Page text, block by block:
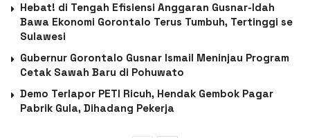
Hebat! di Tengah Efisiensi Anggaran Gusnar-Idah
Bawa Ekonomi Gorontalo Terus Tumbuh, Tertinggi se
Sulawesi
Gubernur Gorontalo Gusnar Ismail Meninjau Program
Cetak Sawah Baru di Pohuwato
Demo Terlapor PETI Ricuh, Hendak Gembok Pagar
Pabrik Gula, Dihadang Pekerja